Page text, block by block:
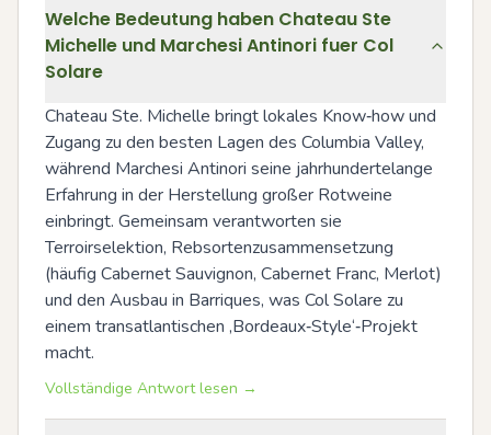
Welche Bedeutung haben Chateau Ste
Michelle und Marchesi Antinori fuer Col
Solare
Chateau Ste. Michelle bringt lokales Know‑how und
Zugang zu den besten Lagen des Columbia Valley,
während Marchesi Antinori seine jahrhundertelange
Erfahrung in der Herstellung großer Rotweine
einbringt. Gemeinsam verantworten sie
Terroirselektion, Rebsortenzusammensetzung
(häufig Cabernet Sauvignon, Cabernet Franc, Merlot)
und den Ausbau in Barriques, was Col Solare zu
einem transatlantischen ‚Bordeaux‑Style‘‑Projekt
macht.
Vollständige Antwort lesen →